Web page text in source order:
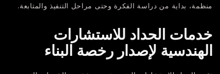
منظمة، بداية من دراسة الفكرة وحتى مراحل التنفيذ والمتابعة.
خدمات الحداد للاستشارات
الهندسية لإصدار رخصة البناء